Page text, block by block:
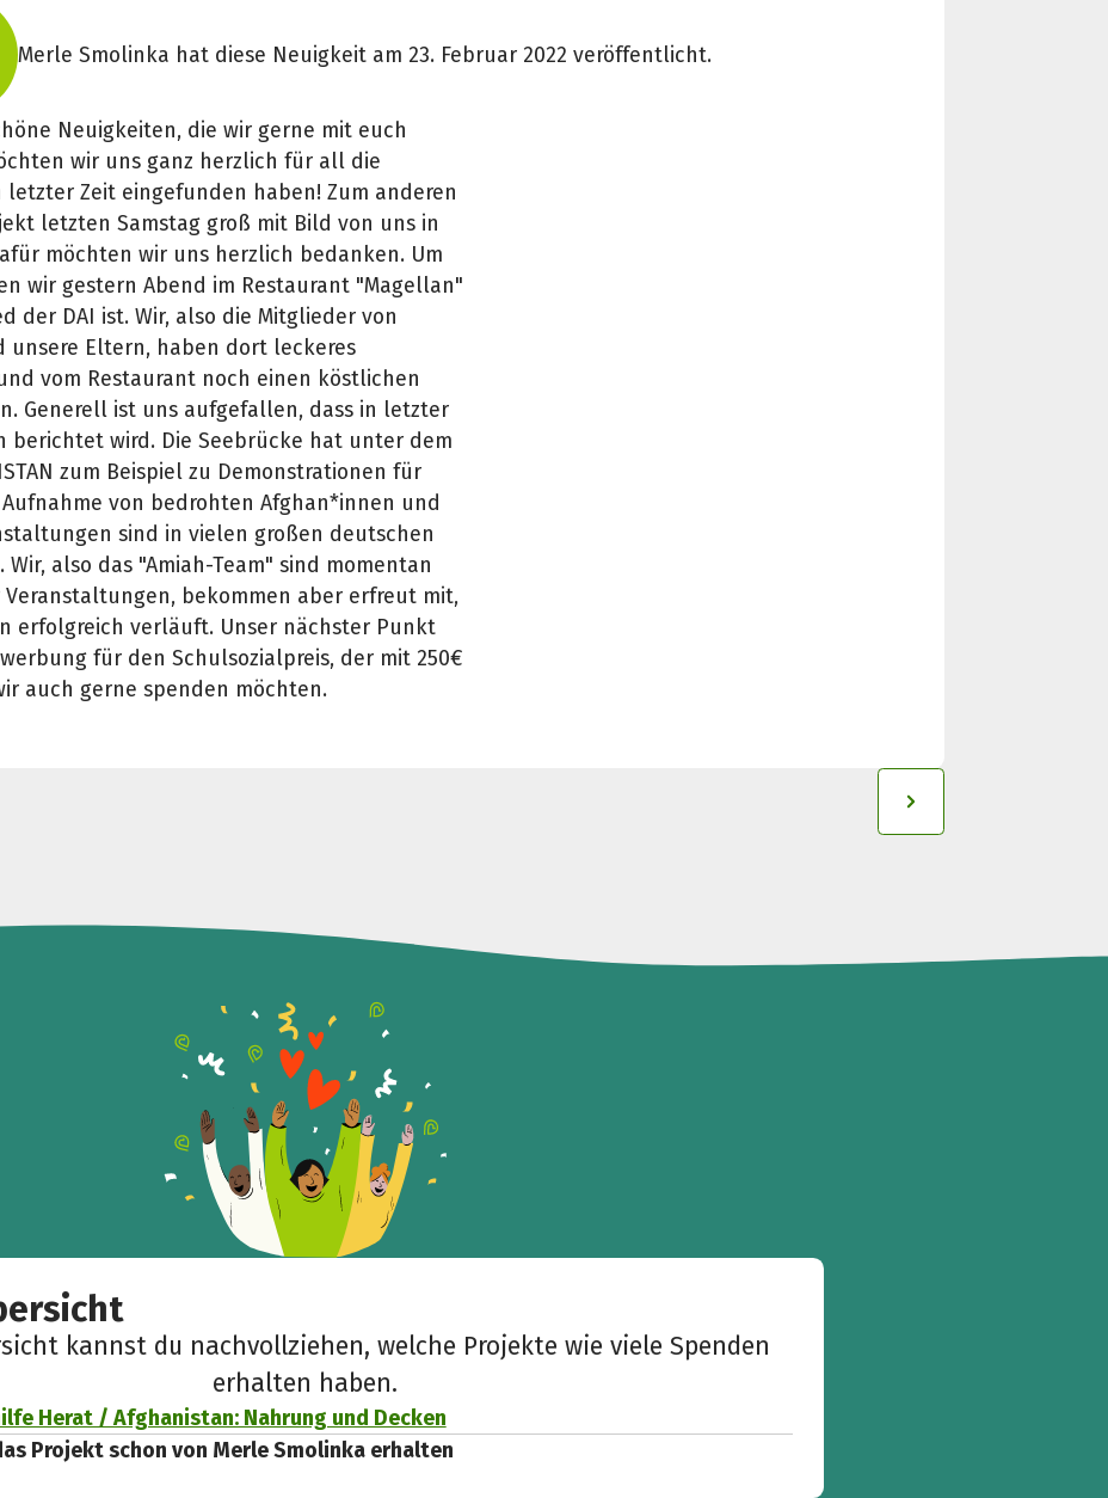
Merle Smolinka hat diese Neuigkeit am 23. Februar 2022 veröffentlicht.
Neuigkeiten, die wir gerne mit euch
wir uns ganz herzlich für all die
Zeit eingefunden haben! Zum anderen
letzten Samstag groß mit Bild von uns in
möchten wir uns herzlich bedanken. Um
wir gestern Abend im Restaurant "Magellan"
der DAI ist. Wir, also die Mitglieder von
unsere Eltern, haben dort leckeres
vom Restaurant noch einen köstlichen
Generell ist uns aufgefallen, dass in letzter
berichtet wird. Die Seebrücke hat unter dem
zum Beispiel zu Demonstrationen für
von bedrohten Afghan*innen und
sind in vielen großen deutschen
also das "Amiah-Team" sind momentan
bekommen aber erfreut mit,
erfolgreich verläuft. Unser nächster Punkt
für den Schulsozialpreis, der mit 250€
auch gerne spenden möchten.
kannst du nachvollziehen, welche Projekte wie viele Spenden
erhalten haben.
Herat / Afghanistan: Nahrung und Decken
Projekt schon von Merle Smolinka erhalten
Teile die Spendenaktion